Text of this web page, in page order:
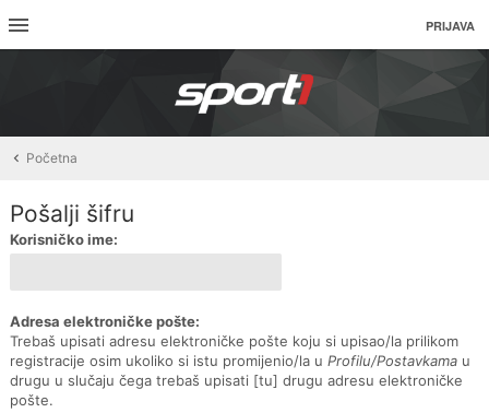
PRIJAVA
Početna
Pošalji šifru
Korisničko ime:
Adresa elektroničke pošte:
Trebaš upisati adresu elektroničke pošte koju si upisao/la prilikom
registracije osim ukoliko si istu promijenio/la u Profilu/Postavkama u
drugu u slučaju čega trebaš upisati [tu] drugu adresu elektroničke
pošte.